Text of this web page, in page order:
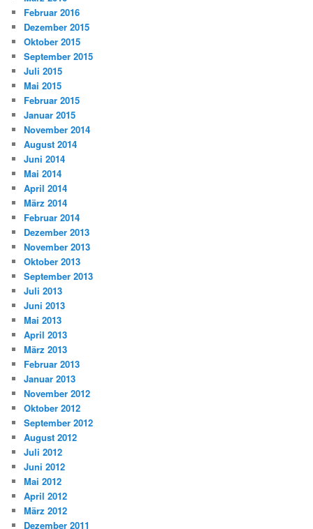
Februar 2016
Dezember 2015
Oktober 2015
September 2015
Juli 2015
Mai 2015
Februar 2015
Januar 2015
November 2014
August 2014
Juni 2014
Mai 2014
April 2014
März 2014
Februar 2014
Dezember 2013
November 2013
Oktober 2013
September 2013
Juli 2013
Juni 2013
Mai 2013
April 2013
März 2013
Februar 2013
Januar 2013
November 2012
Oktober 2012
September 2012
August 2012
Juli 2012
Juni 2012
Mai 2012
April 2012
März 2012
Dezember 2011